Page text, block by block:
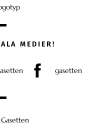
MEDIER!
gasetten